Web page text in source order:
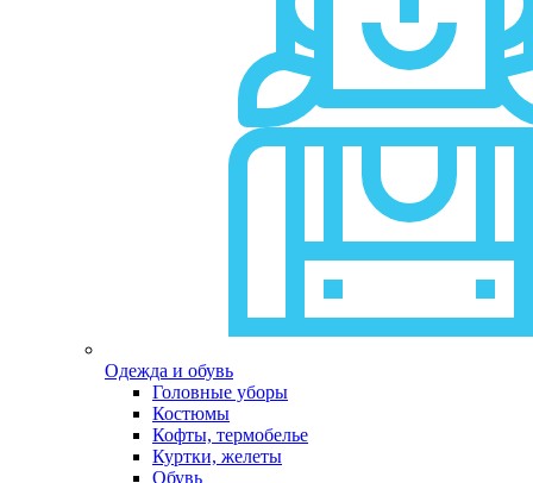
Одежда и обувь
Головные уборы
Костюмы
Кофты, термобелье
Куртки, желеты
Обувь